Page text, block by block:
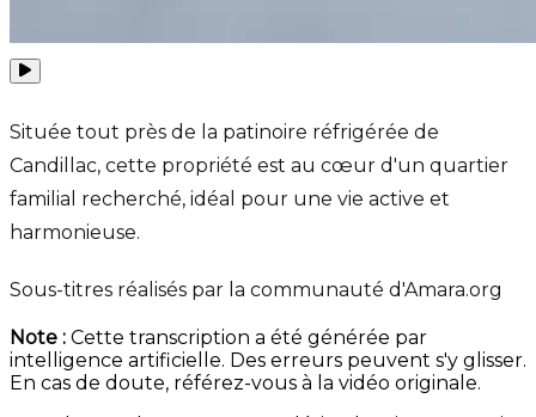
Située tout près de la patinoire réfrigérée de
Candillac, cette propriété est au cœur d'un quartier
familial recherché, idéal pour une vie active et
harmonieuse.
Sous-titres réalisés par la communauté d'Amara.org
Note : Cette transcription a été générée par
intelligence artificielle. Des erreurs peuvent s'y glisser.
En cas de doute, référez-vous à la vidéo originale.